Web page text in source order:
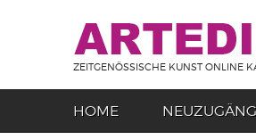
ZEITGENÖSSISCHE KUNST ONLINE
HOME